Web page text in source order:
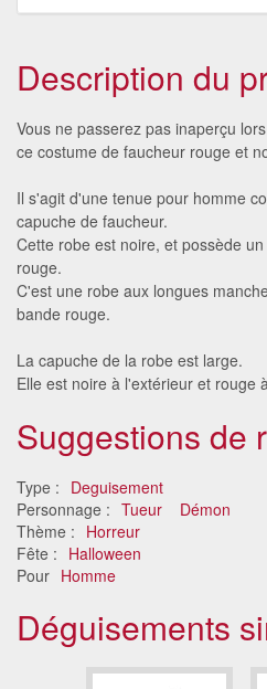
Description du
Vous ne passerez pas inaperçu
ce costume de faucheur rouge et
Il s'agit d'une tenue pour homme
capuche de faucheur.
Cette robe est noire, et possède
rouge.
C'est une robe aux longues
bande rouge.
La capuche de la robe est large.
Elle est noire à l'extérieur et rouge
Suggestions de
Type : Deguisement
Personnage : Tueur
Démon
Thème : Horreur
Fête : Halloween
Pour Homme
Déguisements